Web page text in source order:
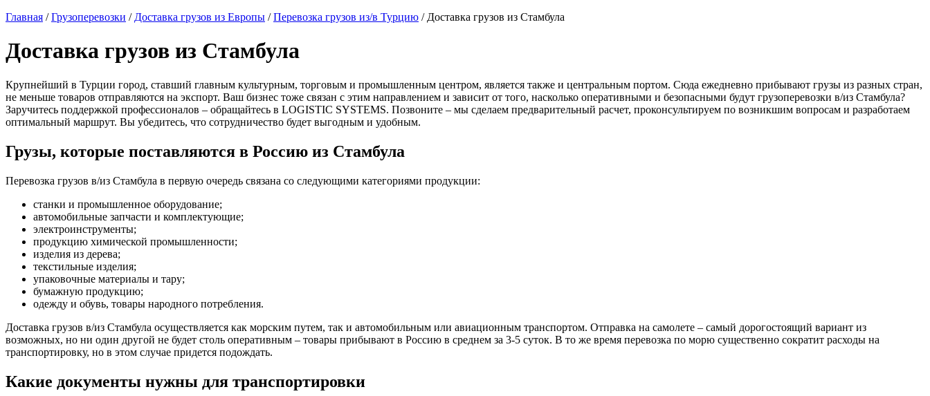
Главная /Грузоперевозки / Доставка грузов из Европы /Перевозка грузов из/в Турцию / Доставка грузов из Стамбула
Доставка грузов из Стамбула
Крупнейший в Турции город, ставший главным культурным, торговым и промышленным центром, является также и центральным портом. Сюда ежедневно прибывают грузы из разных стран,
не меньше товаров отправляются на экспорт. Ваш бизнес тоже связан с этим направлением и зависит от того, насколько оперативными и безопасными будут грузоперевозки в/из Стамбула?
Заручитесь поддержкой профессионалов – обращайтесь в LOGISTIC SYSTEMS. Позвоните – мы сделаем предварительный расчет, проконсультируем по возникшим вопросам и разработаем
оптимальный маршрут. Вы убедитесь, что сотрудничество будет выгодным и удобным.
Грузы, которые поставляются в Россию из Стамбула
Перевозка грузов в/из Стамбула в первую очередь связана со следующими категориями продукции:
станки и промышленное оборудование;
автомобильные запчасти и комплектующие;
электроинструменты;
продукцию химической промышленности;
изделия из дерева;
текстильные изделия;
упаковочные материалы и тару;
бумажную продукцию;
одежду и обувь, товары народного потребления.
Доставка грузов в/из Стамбула осуществляется как морским путем, так и автомобильным или авиационным транспортом. Отправка на самолете – самый дорогостоящий вариант из
возможных, но ни один другой не будет столь оперативным – товары прибывают в Россию в среднем за 3-5 суток. В то же время перевозка по морю существенно сократит расходы на
транспортировку, но в этом случае придется подождать.
Какие документы нужны для транспортировки